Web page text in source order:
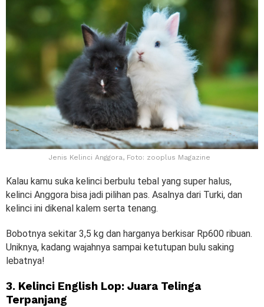
Jenis Kelinci Anggora, Foto: zooplus Magazine
Kalau kamu suka kelinci berbulu tebal yang super halus,
kelinci Anggora bisa jadi pilihan pas. Asalnya dari Turki, dan
kelinci ini dikenal kalem serta tenang.
Bobotnya sekitar 3,5 kg dan harganya berkisar Rp600 ribuan.
Uniknya, kadang wajahnya sampai ketutupan bulu saking
lebatnya!
3. Kelinci English Lop: Juara Telinga
Terpanjang